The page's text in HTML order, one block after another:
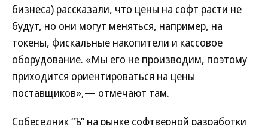
бизнеса) рассказали, что цены на софт расти не
будут, но они могут меняться, например, на
токены, фискальные накопители и кассовое
оборудование. «Мы его не производим, поэтому
приходится ориентироваться на цены
поставщиков»,— отмечают там.
Собеседник “Ъ” на рынке софтверной разработки